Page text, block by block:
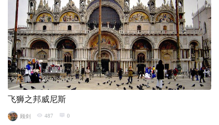
飞狮之邦威尼斯
顾剑 487 0